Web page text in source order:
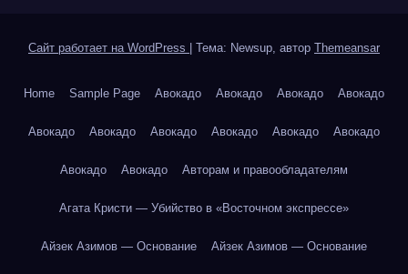
Сайт работает на WordPress Тема: Newsup, автор Themeansar
Home Sample Page Авокадо Авокадо Авокадо Авокадо
Авокадо Авокадо Авокадо Авокадо Авокадо Авокадо
Авокадо Авокадо Авторам и правообладателям
Агата Кристи — Убийство в «Восточном экспрессе»
Айзек Азимов — Основание Айзек Азимов — Основание